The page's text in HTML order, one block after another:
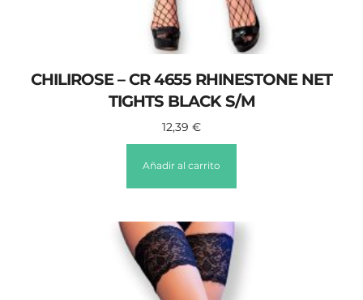
CHILIROSE – CR 4655 RHINESTONE NET
TIGHTS BLACK S/M
12,39 €
Añadir al carrito